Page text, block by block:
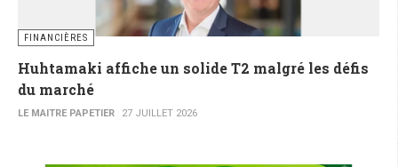
FINANCIÈRES
Huhtamaki affiche un solide T2 malgré les défis
du marché
LE MAITRE PAPETIER 27 JUILLET 2026